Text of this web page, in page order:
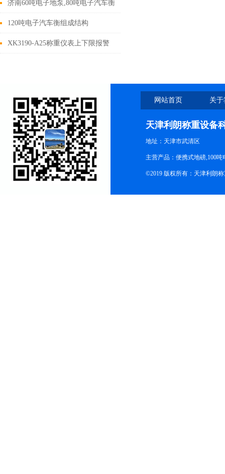
济南60吨电子地泵,80吨电子汽车衡
价格
120吨电子汽车衡组成结构
XK3190-A25称重仪表上下限报警
网站首页 关
天津利朗称重设备
地址：天津市武清区
主营产品：便携式地磅,100
©2019 版权所有：天津利朗